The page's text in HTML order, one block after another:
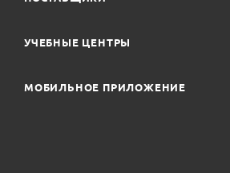
УЧЕБНЫЕ ЦЕНТРЫ
МОБИЛЬНОЕ ПРИЛОЖЕНИЕ